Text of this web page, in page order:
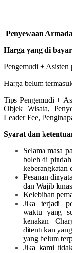
Penyewaan Armada
Harga yang di
Pengemudi + Asisten
Harga belum
Tips Pengemudi +
Objek Wisata,
Leader Fee,
Syarat dan
Selama masa
boleh di
keberangkatan
Pesanan
dan Wajib
Kelebihan
Jika terjadi
waktu yang
kenakan
ditentukan
yang belum
Jika kami